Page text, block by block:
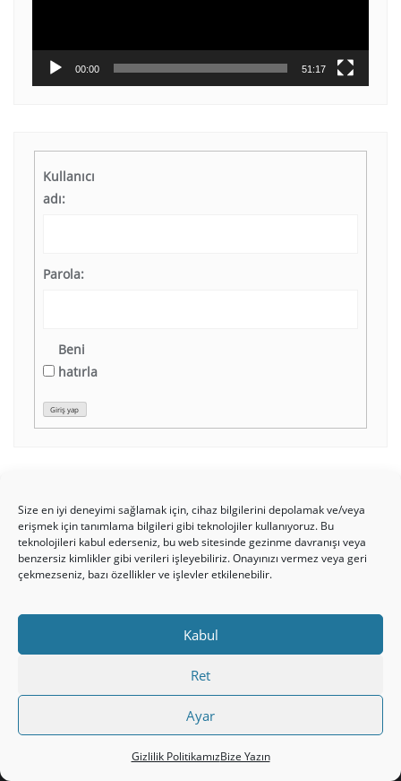
Size en iyi deneyimi sağlamak için, cihaz bilgilerini depolamak ve/veya
erişmek için tanımlama bilgileri gibi teknolojiler kullanıyoruz. Bu
teknolojileri kabul ederseniz, bu web sitesinde gezinme davranışı veya
benzersiz kimlikler gibi verileri işleyebiliriz. Onayınızı vermez veya geri
çekmezseniz, bazı özellikler ve işlevler etkilenebilir.
Kabul
Ret
Ayar
Gizlilik PolitikamızBize Yazın
00:00 51:17
Kullanıcı
adı:
Parola:
Beni
hatırla
Giriş yap
TANIKLIKLAR
[sidebar-testimonials]